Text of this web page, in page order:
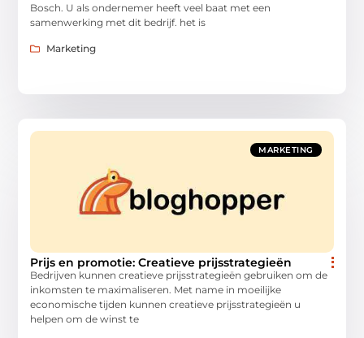
Bosch. U als ondernemer heeft veel baat met een
samenwerking met dit bedrijf. het is
Marketing
MARKETING
Prijs en promotie: Creatieve prijsstrategieën
Bedrijven kunnen creatieve prijsstrategieën gebruiken om de
inkomsten te maximaliseren. Met name in moeilijke
economische tijden kunnen creatieve prijsstrategieën u
helpen om de winst te